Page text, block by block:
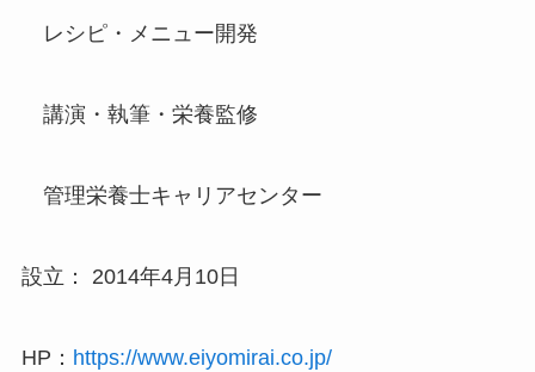
レシピ・メニュー開発
講演・執筆・栄養監修
管理栄養士キャリアセンター
設立： 2014年4月10日
HP： https://www.eiyomirai.co.jp/